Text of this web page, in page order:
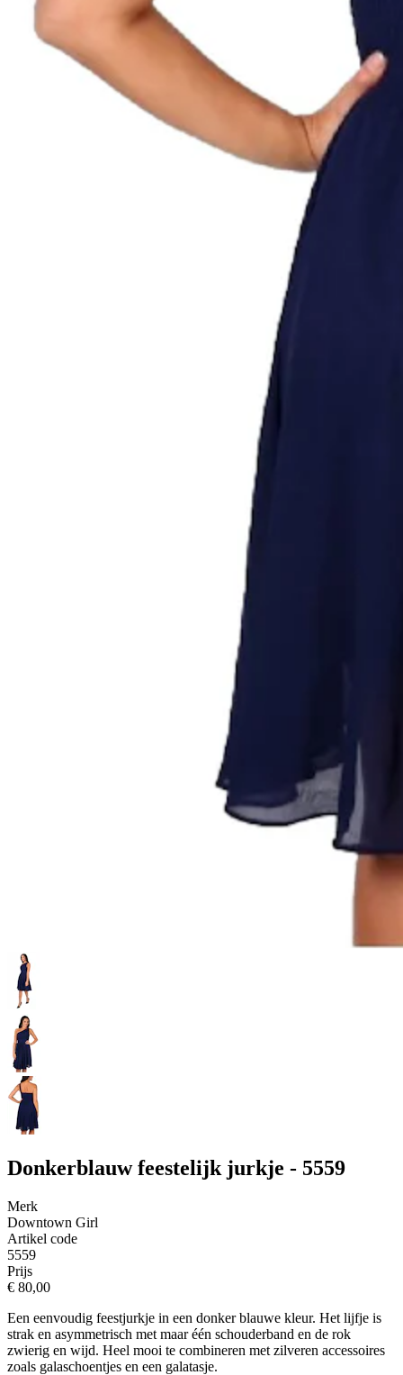
Donkerblauw feestelijk jurkje - 5559
Merk
Downtown Girl
Artikel code
5559
Prijs
€ 80,00
Een eenvoudig feestjurkje in een donker blauwe kleur. Het lijfje is
strak en asymmetrisch met maar één schouderband en de rok
zwierig en wijd. Heel mooi te combineren met zilveren accessoires
zoals galaschoentjes en een galatasje.